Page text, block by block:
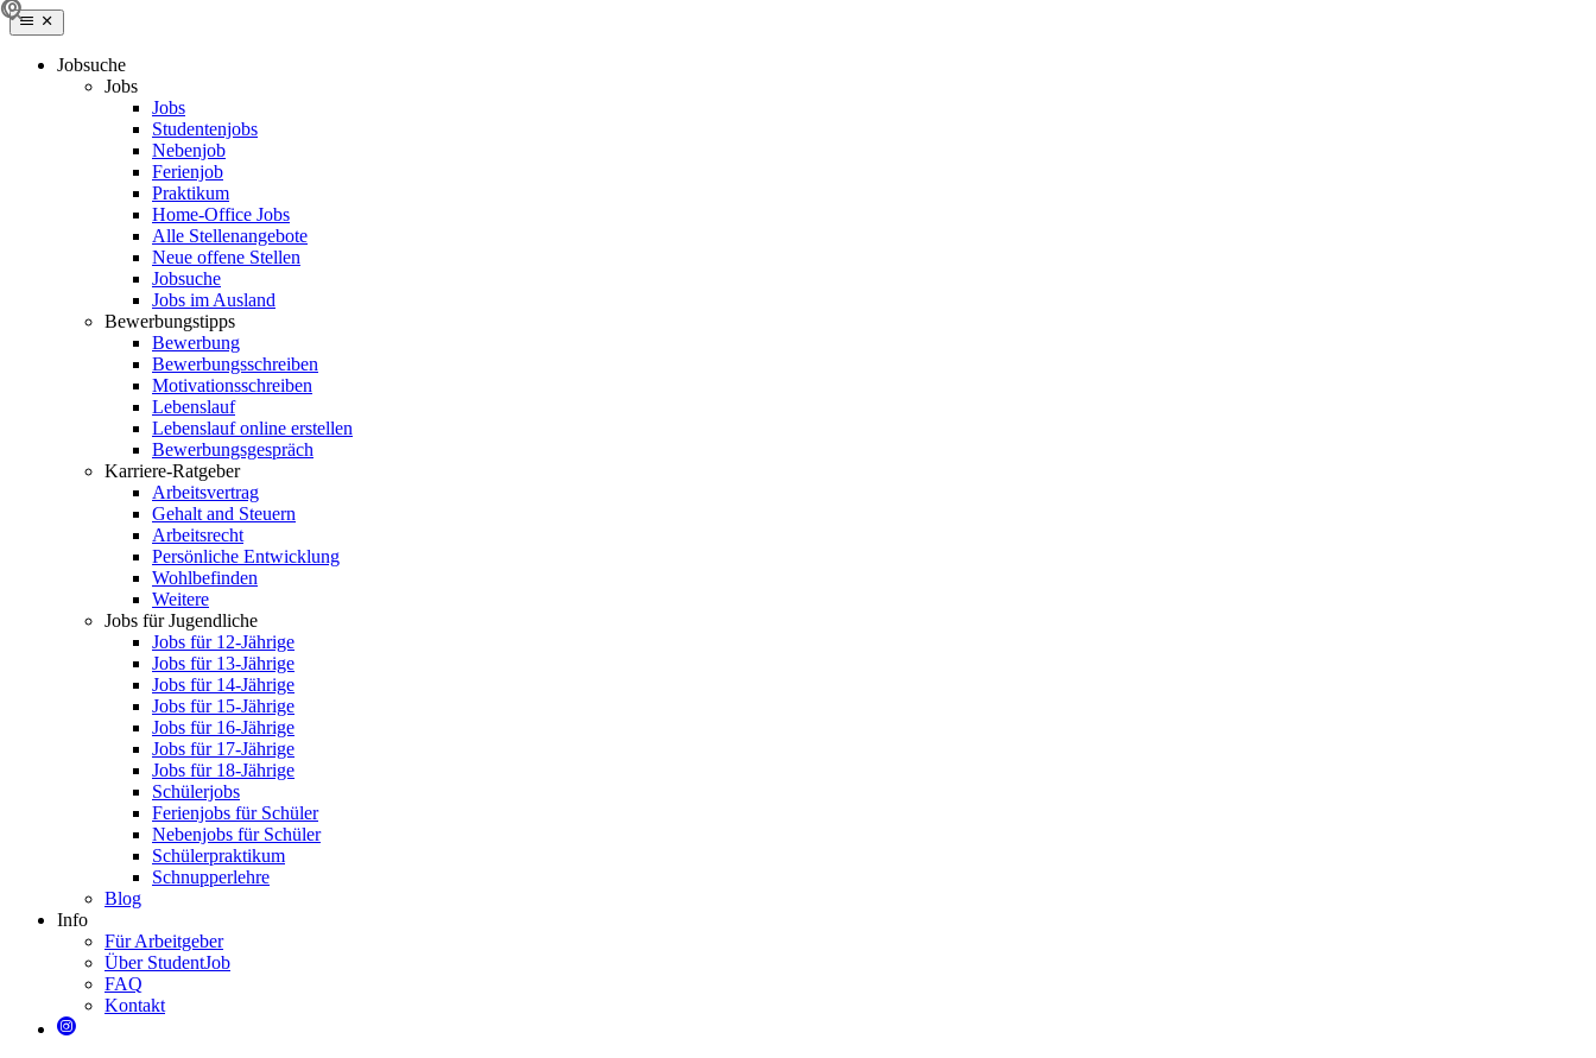
Jobsuche
Jobs
Jobs
Studentenjobs
Nebenjob
Ferienjob
Praktikum
Home-Office Jobs
Alle Stellenangebote
Neue offene Stellen
Jobsuche
Jobs im Ausland
Bewerbungstipps
Bewerbung
Bewerbungsschreiben
Motivationsschreiben
Lebenslauf
Lebenslauf online erstellen
Bewerbungsgespräch
Karriere-Ratgeber
Arbeitsvertrag
Gehalt and Steuern
Arbeitsrecht
Persönliche Entwicklung
Wohlbefinden
Weitere
Jobs für Jugendliche
Jobs für 12-Jährige
Jobs für 13-Jährige
Jobs für 14-Jährige
Jobs für 15-Jährige
Jobs für 16-Jährige
Jobs für 17-Jährige
Jobs für 18-Jährige
Schülerjobs
Ferienjobs für Schüler
Nebenjobs für Schüler
Schülerpraktikum
Schnupperlehre
Blog
Info
Für Arbeitgeber
Über StudentJob
FAQ
Kontakt